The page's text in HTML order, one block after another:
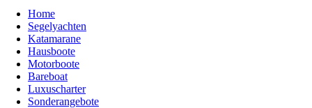
Home
Segelyachten
Katamarane
Hausboote
Motorboote
Bareboat
Luxuscharter
Sonderangebote